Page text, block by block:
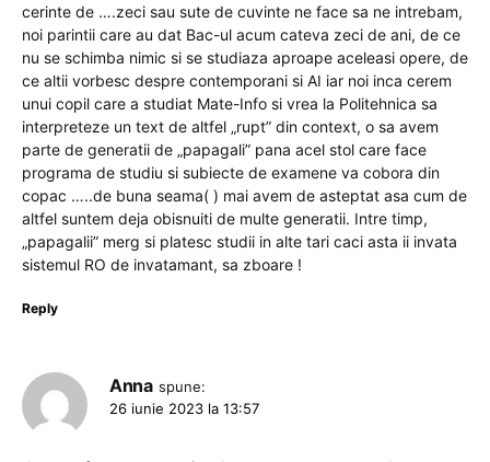
cerinte de ….zeci sau sute de cuvinte ne face sa ne intrebam,
noi parintii care au dat Bac-ul acum cateva zeci de ani, de ce
nu se schimba nimic si se studiaza aproape aceleasi opere, de
ce altii vorbesc despre contemporani si AI iar noi inca cerem
unui copil care a studiat Mate-Info si vrea la Politehnica sa
interpreteze un text de altfel „rupt” din context, o sa avem
parte de generatii de „papagali” pana acel stol care face
programa de studiu si subiecte de examene va cobora din
copac …..de buna seama( ) mai avem de asteptat asa cum de
altfel suntem deja obisnuiti de multe generatii. Intre timp,
„papagalii” merg si platesc studii in alte tari caci asta ii invata
sistemul RO de invatamant, sa zboare !
Reply
Anna spune:
26 iunie 2023 la 13:57